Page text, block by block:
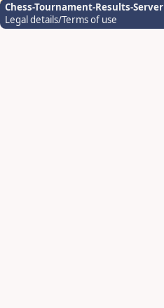
Chess-Tournament-Results-Server
Legal details/Terms of use